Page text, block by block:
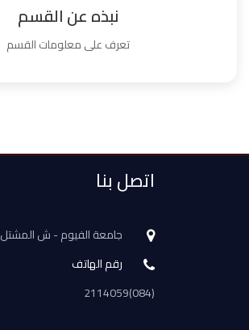
نبذه عن القسم
تعرف على معلومات القسم
اتصل بنا
جامعة الفيوم - ش المشتل
رقم الهاتف
(084)2114059